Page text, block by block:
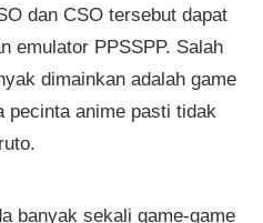
dan CSO tersebut dapat
emulator PPSSPP. Salah
dimainkan adalah game
pecinta anime pasti tidak
banyak sekali game-game